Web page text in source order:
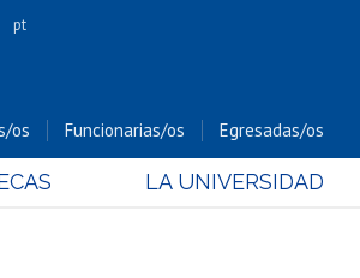
pt
os Funcionarias/os Egresadas/os
LA UNIVERSIDAD